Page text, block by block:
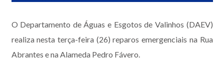
O Departamento de Águas e Esgotos de Valinhos (DAEV)
realiza nesta terça-feira (26) reparos emergenciais na Rua
Abrantes e na Alameda Pedro Fávero.